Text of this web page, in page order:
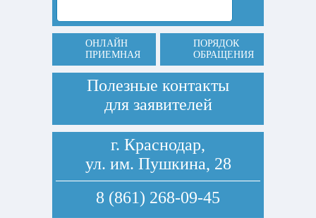
ОНЛАЙН
ПРИЕМНАЯ
ПОРЯДОК
ОБРАЩЕНИЯ
Полезные контакты
для заявителей
г. Краснодар,
ул. им. Пушкина, 28
8 (861) 268-09-45